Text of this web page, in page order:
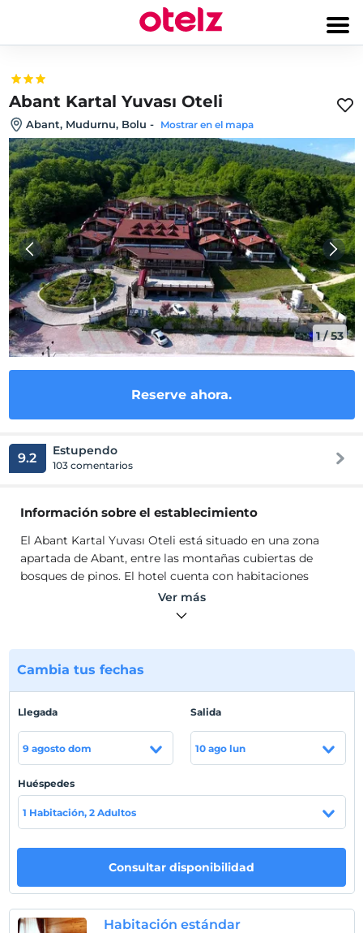
Abant Kartal Yuvası Oteli
Abant, Mudurnu, Bolu - Mostrar en el mapa
1/53
Reserve ahora.
9.2 Estupendo
103 comentarios
Información sobre el establecimiento
El Abant Kartal Yuvası Oteli está situado en una zona
apartada de Abant, entre las montañas cubiertas de
bosques de pinos. El hotel cuenta con habitaciones
modernas y una terraza con vista a la montaña y al
bosque. Paintball, tiro con arco, trekking, esquí y
hotel.
Todas las habitaciones están equipadas con TV de
pantalla plana, teléfono y armario. Cada habitación tiene
un balcón privado con una mesa y 2 sillas. Algunas
habitaciones también tienen chimenea.
El Abant Kartal Yuvası Oteli ofrece un desayuno bufé en
el acogedor comedor con chimenea. Hay un restaurante
a la carta, un restaurante con terraza y un restaurante y
bar. Los huéspedes pueden disfrutar de sus comidas en
la terraza con vistas a la montaña y al bosque. Los
huéspedes pueden realizar un recorrido en carruaje por
Ubicación
El lago Abant está a 8 km.
Ver más
Cambia tus fechas
Llegada
9 agosto dom
Salida
10 ago lun
Huéspedes
1 Habitación, 2 Adultos
Consultar disponibilidad
Habitación estándar